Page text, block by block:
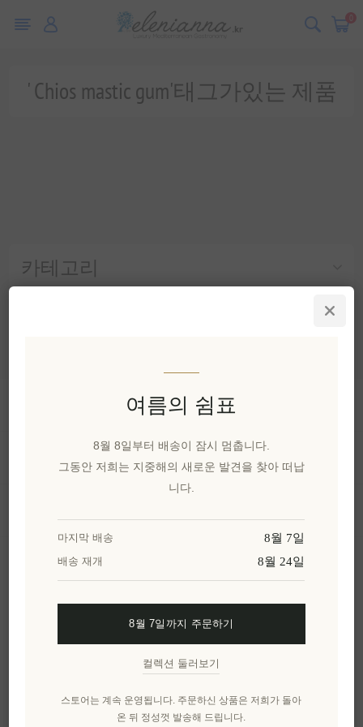
0
카테고리
' Chios mastic gum'태그가있는 제품
정보
내 계정
여름의 쉼표
8월 8일부터 배송이 잠시 멈춥니다.
그동안 저희는 지중해의 새로운 발견을 찾아 떠납
니다.
마지막 배송 8월 7일
배송 재개 8월 24일
8월 7일까지 주문하기
컬렉션 둘러보기
스토어는 계속 운영됩니다. 주문하신 상품은 저희가 돌아
온 뒤 정성껏 발송해 드립니다.